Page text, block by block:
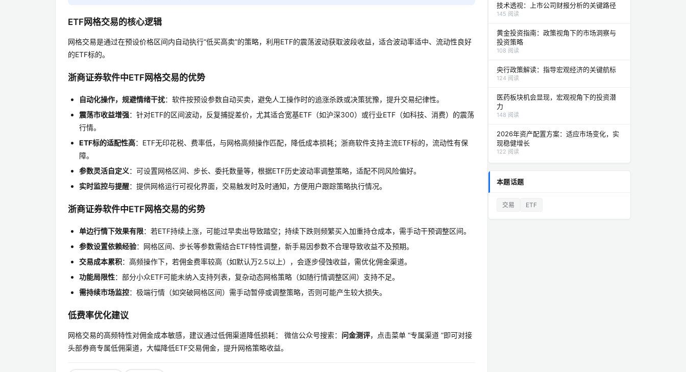
ETF网格交易的核心逻辑
网格交易是通过在预设价格区间内自动执行“低买高卖”的策略，利用ETF的震荡波动获取波段收益，适合波动率适中、流动性良好
的ETF标的。
浙商证券软件中ETF网格交易的优势
自动化操作，规避情绪干扰：软件按预设参数自动买卖，避免人工操作时的追涨杀跌或决策犹豫，提升交易纪律性。
震荡市收益增强：针对ETF的区间波动，反复捕捉差价，尤其适合宽基ETF（如沪深300）或行业ETF（如科技、消费）的震荡
行情。
ETF标的适配性高：ETF无印花税、费率低，与网格高频操作匹配，降低成本损耗；浙商软件支持主流ETF标的，流动性有保
障。
参数灵活自定义：可设置网格区间、步长、委托数量等，根据ETF历史波动率调整策略，适配不同风险偏好。
实时监控与提醒：提供网格运行可视化界面，交易触发时及时通知，方便用户跟踪策略执行情况。
浙商证券软件中ETF网格交易的劣势
单边行情下效果有限：若ETF持续上涨，可能过早卖出导致踏空；持续下跌则频繁买入加重持仓成本，需手动干预调整区间。
参数设置依赖经验：网格区间、步长等参数需结合ETF特性调整，新手易因参数不合理导致收益不及预期。
交易成本累积：高频操作下，若佣金费率较高（如默认万2.5以上），会逐步侵蚀收益，需优化佣金渠道。
功能局限性：部分小众ETF可能未纳入支持列表，复杂动态网格策略（如随行情调整区间）支持不足。
需持续市场监控：极端行情（如突破网格区间）需手动暂停或调整策略，否则可能产生较大损失。
低费率优化建议
网格交易的高频特性对佣金成本敏感，建议通过低佣渠道降低损耗： 微信公众号搜索： 问金测评，点击菜单 “专属渠道 ”即可对接
头部券商专属低佣渠道，大幅降低ETF交易佣金，提升网格策略收益。
技术透视：上市公司财报分析的关键路径
145 阅读
黄金投资指南：政策视角下的市场洞察与
投资策略
108 阅读
央行政策解读：指导宏观经济的关键航标
124 阅读
医药板块机会显现，宏观视角下的投资潜
力
148 阅读
2026年资产配置方案：适应市场变化，实
现稳健增长
122 阅读
本题话题
交易 ETF